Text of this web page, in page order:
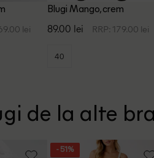
lei
Blugi Mango, crem
89.00 lei RRP: 179.00 lei
40
de la alte
- 51%